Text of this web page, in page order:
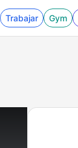
Trabajar Gym